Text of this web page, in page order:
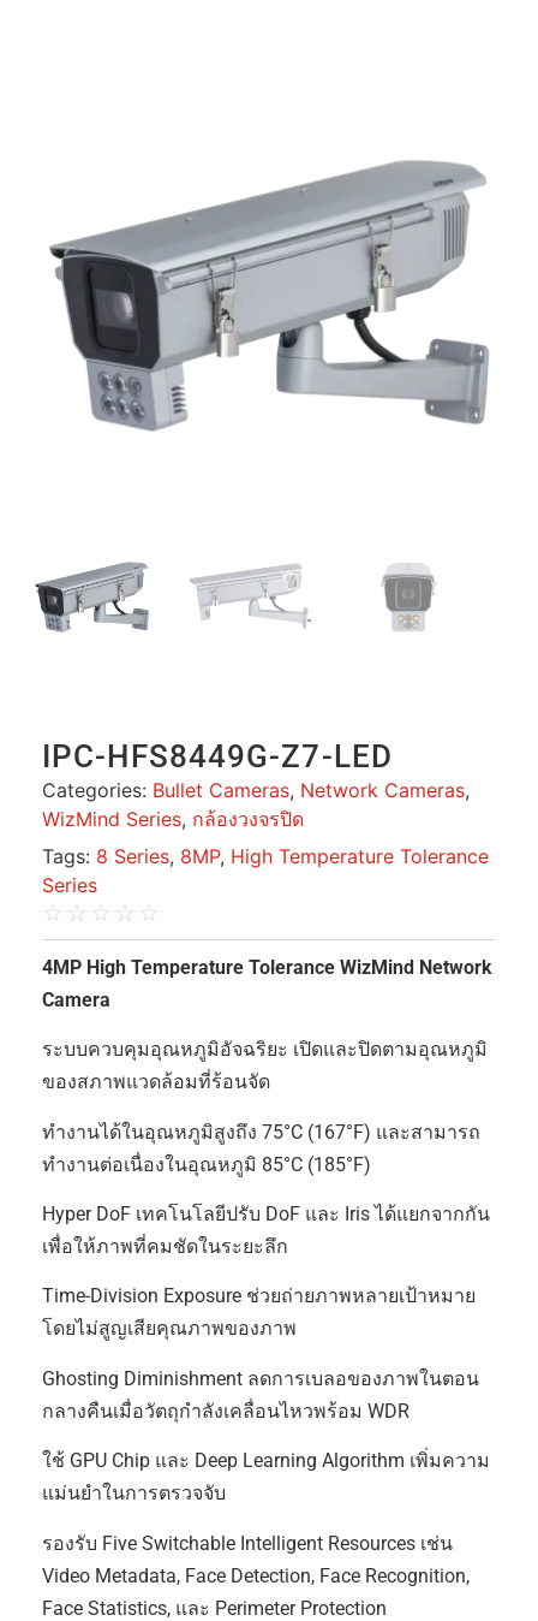
IPC-HFS8449G-Z7-LED
Categories: Bullet Cameras, Network Cameras,
WizMind Series, กล้องวงจรปิด
Tags: 8 Series, 8MP, High Temperature Tolerance
Series
☆ ☆ ☆ ☆ ☆
4MP High Temperature Tolerance WizMind Network
Camera
ระบบควบคุมอุณหภูมิอัจฉริยะ เปิดและปิดตามอุณหภูมิ
ของสภาพแวดล้อมที่ร้อนจัด
ทำงานได้ในอุณหภูมิสูงถึง 75°C (167°F) และสามารถ
ทำงานต่อเนื่องในอุณหภูมิ 85°C (185°F)
Hyper DoF เทคโนโลยีปรับ DoF และ Iris ได้แยกจากกัน
เพื่อให้ภาพที่คมชัดในระยะลึก
Time-Division Exposure ช่วยถ่ายภาพหลายเป้าหมาย
โดยไม่สูญเสียคุณภาพของภาพ
Ghosting Diminishment ลดการเบลอของภาพในตอน
กลางคืนเมื่อวัตถุกำลังเคลื่อนไหวพร้อม WDR
ใช้ GPU Chip และ Deep Learning Algorithm เพิ่มความ
แม่นยำในการตรวจจับ
รองรับ Five Switchable Intelligent Resources เช่น
Video Metadata, Face Detection, Face Recognition,
Face Statistics, และ Perimeter Protection